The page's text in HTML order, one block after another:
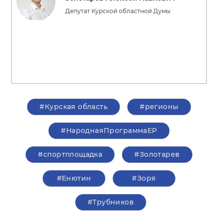
Депутат Курской областной Думы
#Курская область #регионы
#НароднаяПрограммаЕР
#спортплощадка #Золотарев
#Енютин #Зоря
#Трубников